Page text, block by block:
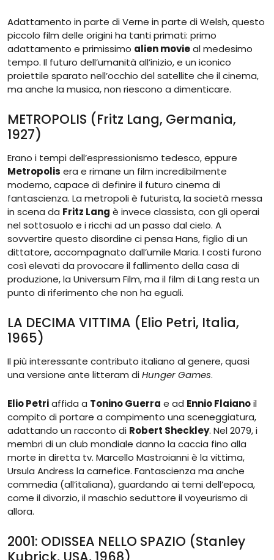
Adattamento in parte di Verne in parte di Welsh, questo
piccolo film delle origini ha tanti primati: primo
adattamento e primissimo alien movieal medesimo
tempo. Il futuro dell’umanità all’inizio, e un iconico
proiettile sparato nell’occhio del satellite che il cinema,
ma anche la musica, non riescono a dimenticare.
METROPOLIS (Fritz Lang, Germania,
1927)
Erano i tempi dell’espressionismo tedesco, eppure
Metropolis era e rimane un film incredibilmente
moderno, capace di definire il futuro cinema di
fantascienza. La metropoli è futurista, la società messa
in scena da Fritz Lang è invece classista, con gli operai
nel sottosuolo e i ricchi ad un passo dal cielo. A
sovvertire questo disordine ci pensa Hans, figlio di un
dittatore, accompagnato dall’umile Maria. I costi furono
così elevati da provocare il fallimento della casa di
produzione, la Universum Film, ma il film di Lang resta un
punto di riferimento che non ha eguali.
LA DECIMA VITTIMA (Elio Petri, Italia,
1965)
Il più interessante contributo italiano al genere, quasi
una versione ante litteram diHunger Games.
Elio Petriaffida a Tonino Guerra e ad Ennio Flaianoil
compito di portare a compimento una sceneggiatura,
adattando un racconto di Robert Sheckley. Nel 2079, i
membri di un club mondiale danno la caccia fino alla
morte in diretta tv. Marcello Mastroianni è la vittima,
Ursula Andress la carnefice. Fantascienza ma anche
commedia (all’italiana), guardando ai temi dell’epoca,
come il divorzio, il maschio seduttore il voyeurismo di
allora.
2001: ODISSEA NELLO SPAZIO (Stanley
Kubrick, USA, 1968)